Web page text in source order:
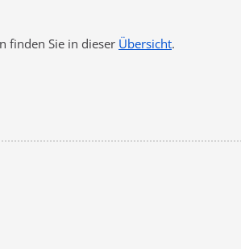
finden Sie in dieser Übersicht.